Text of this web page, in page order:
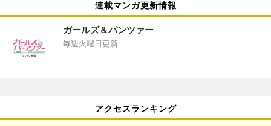
連載マンガ更新情報
ガールズ＆パンツァー
毎週火曜日更新
アクセスランキング